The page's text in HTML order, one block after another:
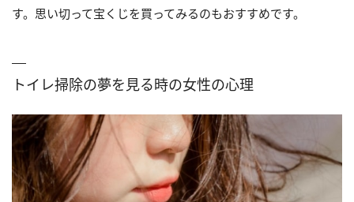
す。思い切って宝くじを買ってみるのもおすすめです。
トイレ掃除の夢を見る時の女性の心理